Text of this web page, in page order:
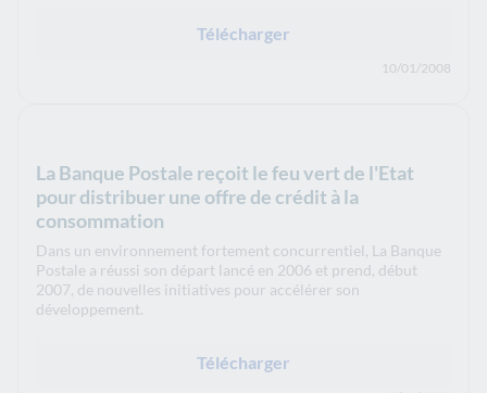
Télécharger
10/01/2008
La Banque Postale reçoit le feu vert de l'Etat
pour distribuer une offre de crédit à la
consommation
Dans un environnement fortement concurrentiel, La Banque
Postale a réussi son départ lancé en 2006 et prend, début
2007, de nouvelles initiatives pour accélérer son
développement.
Télécharger